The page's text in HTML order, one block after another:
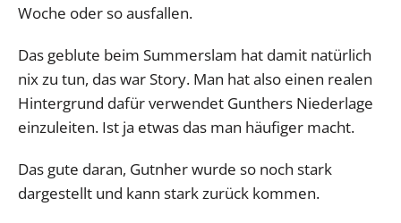
Woche oder so ausfallen.
Das geblute beim Summerslam hat damit natürlich
nix zu tun, das war Story. Man hat also einen realen
Hintergrund dafür verwendet Gunthers Niederlage
einzuleiten. Ist ja etwas das man häufiger macht.
Das gute daran, Gutnher wurde so noch stark
dargestellt und kann stark zurück kommen.